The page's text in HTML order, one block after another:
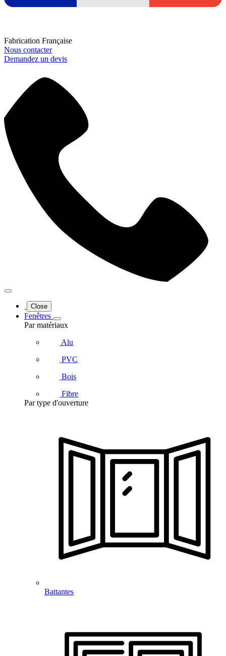
Fabrication Française
Nous contacter
Demandez un devis
Close
Fenêtres
Par matériaux
Alu
PVC
Bois
Fibre
Par type d'ouverture
Battantes